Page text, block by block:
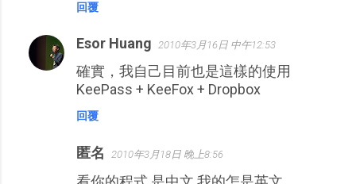
回覆
Esor Huang 2010年3月16日 中午12:53
確實，我自己目前也是這樣的使用
KeePass + KeeFox + Dropbox
回覆
匿名 2010年3月18日 晚上8:56